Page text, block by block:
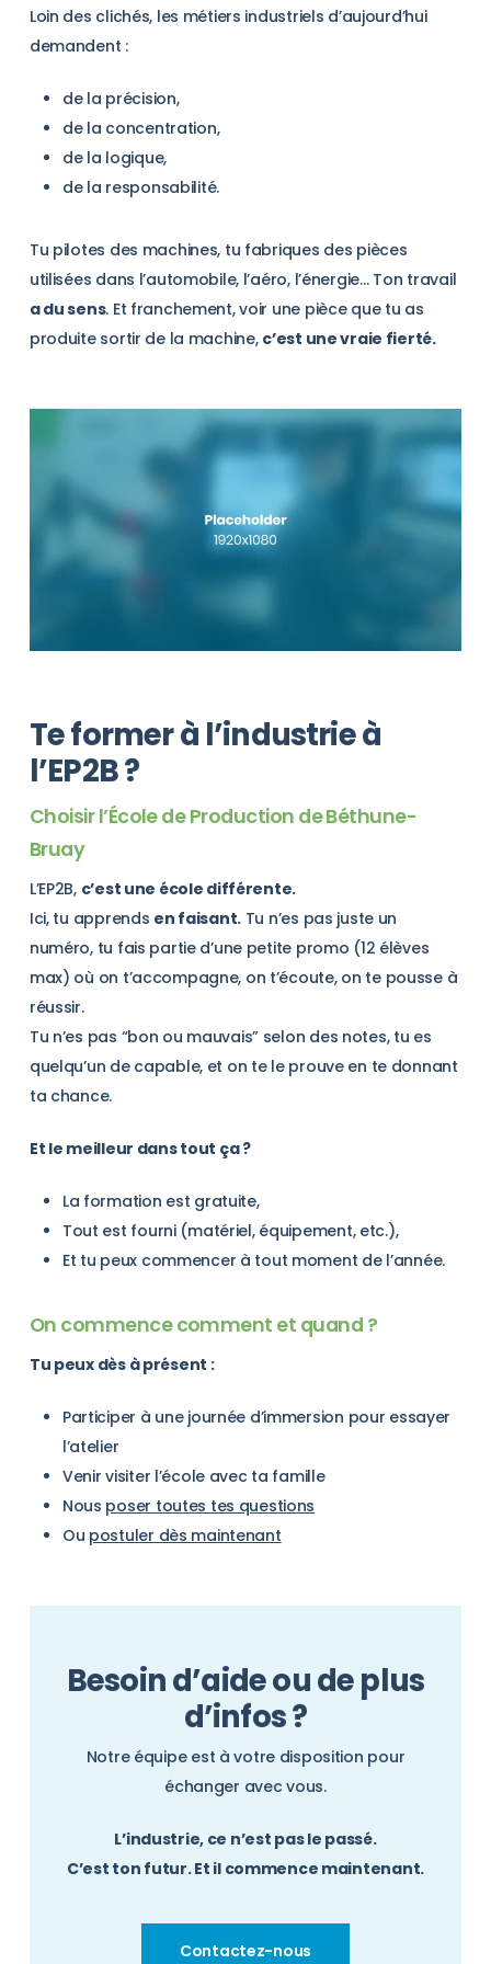
Loin des clichés, les métiers industriels d’aujourd’hui
demandent :
de la précision,
de la concentration,
de la logique,
de la responsabilité.
Tu pilotes des machines, tu fabriques des pièces
utilisées dans l’automobile, l’aéro, l’énergie… Ton travail
a du sens. Et franchement, voir une pièce que tu as
produite sortir de la machine, c’est une vraie fierté.
Te former à l’industrie à
l’EP2B ?
Choisir l’École de Production de Béthune-
Bruay
L’EP2B, c’est une école différente.
Ici, tu apprends en faisant. Tu n’es pas juste un
numéro, tu fais partie d’une petite promo (12 élèves
max) où on t’accompagne, on t’écoute, on te pousse à
réussir.
Tu n’es pas “bon ou mauvais” selon des notes, tu es
quelqu’un de capable, et on te le prouve en te donnant
ta chance.
Et le meilleur dans tout ça ?
La formation est gratuite,
Tout est fourni (matériel, équipement, etc.),
Et tu peux commencer à tout moment de l’année.
On commence comment et quand ?
Tu peux dès à présent :
Participer à une journée d’immersion pour essayer
l’atelier
Venir visiter l’école avec ta famille
Nous poser toutes tes questions
Ou postuler dès maintenant
Besoin d’aide ou de plus
d’infos ?
Notre équipe est à votre disposition pour
échanger avec vous.
L’industrie, ce n’est pas le passé.
C’est ton futur. Et il commence maintenant.
Contactez-nous